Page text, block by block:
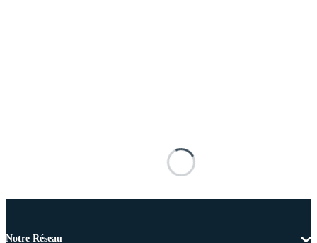
Notre Réseau